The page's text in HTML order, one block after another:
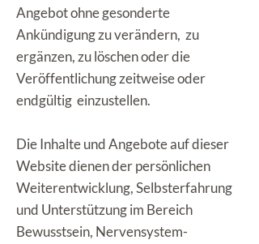
Angebot ohne gesonderte
Ankündigung zu verändern, zu
ergänzen, zu löschen oder die
Veröffentlichung zeitweise oder
endgültig einzustellen.
Die Inhalte und Angebote auf dieser
Website dienen der persönlichen
Weiterentwicklung, Selbsterfahrung
und Unterstützung im Bereich
Bewusstsein, Nervensystem-